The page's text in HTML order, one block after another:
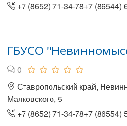
+7 (8652) 71-34-78+7 (86544)
ГБУСО
0
Ставропольский край,
Маяковского, 5
+7 (8652) 71-34-78+7 (86554)